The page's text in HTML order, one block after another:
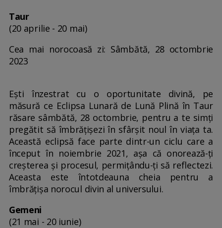
Taur
(20 aprilie - 20 mai)
Cea mai norocoasă zi: Sâmbătă, 28 octombrie
2023
Ești înzestrat cu o oportunitate divină, pe
măsură ce Eclipsa Lunară de Lună Plină în Taur
răsare sâmbătă, 28 octombrie, pentru a te simți
pregătit să îmbrățișezi în sfârșit noul în viața ta.
Această eclipsă face parte dintr-un ciclu care a
început în noiembrie 2021, așa că onorează-ți
creșterea și procesul, permițându-ți să reflectezi.
Aceasta este întotdeauna cheia pentru a
îmbrățișa norocul divin al universului.
Gemeni
(21 mai - 20 iunie)